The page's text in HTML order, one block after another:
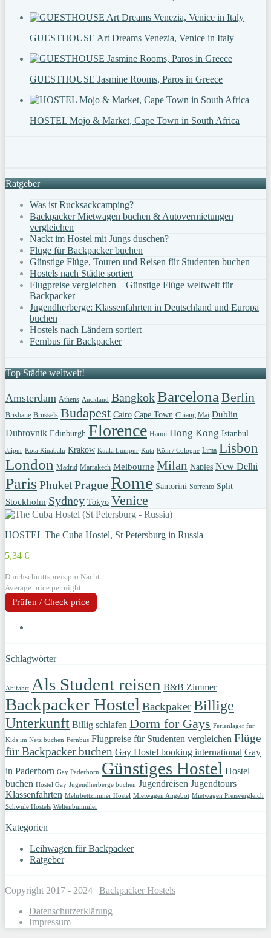
GUESTHOUSE Art Dreams Venezia, Venice in Italy
GUESTHOUSE Jasmine Rooms, Paros in Greece
HOSTEL Mojo & Market, Cape Town in South Africa
Ratgeber
Was ist Rucksackcamping?
Backpacker Mietwagen buchen & Autovermietungen
vergleichen
Nackt im Hostel mit Jungs duschen?
Flüge für Backpacker buchen
Günstige Flüge, Touren und Reisen für Studenten buchen
Hostels nach Städte sortiert
Flugpreise vergleichen – Günstige Flüge weltweit für
Backpacker
Jugendherberge: Klassenfahrten in Deutschland und Europa
buchen
Hostels nach Ländern sortiert
Fernbus für Backpacker
Top Städte weltweit!
Amsterdam Athens Auckland BangkokBarcelonaBerlin
Brisbane Brussels Budapest Cairo Cape Town Chiang Mai Dublin
Dubrovnik Edinburgh Florence Hanoi Hong Kong Istanbul
Jaipur Kota Kinabalu Krakow Kuala Lumpur Kuta Köln / Cologne Lima Lisbon
London Madrid Marrakech Melbourne Milan Naples New Delhi
ParisPhuketPragueRome Santorini Sorrento Split
Stockholm Sydney Tokyo Venice
HOSTEL The Cuba Hostel, St Petersburg in Russia
5,34 €
Durchschnittspreis pro Nacht
Average price per night
Prüfen / Check price
Schlagwörter
Abifahrt Als Student reisen B&B Zimmer
Backpacker HostelBackpakerBillige
Unterkunft Billig schlafen Dorm for Gays Ferienlager für
Kids im Netz buchen Fernbus Flugpreise für Studenten vergleichen Flüge
für Backpacker buchen Gay Hostel booking international Gay
in Paderborn Gay Paderborn Günstiges Hostel Hostel
buchen Hostel Gay Jugendherberge buchen Jugendreisen Jugendtours
Klassenfahrten Mehrbettzimmer Hostel Mietwagen Angebot Mietwagen Preisvergleich
Schwule Hostels Weltenbummler
Kategorien
Leihwagen für Backpacker
Ratgeber
Copyright 2017 - 2024 | Backpacker Hostels
Datenschutzerklärung
Impressum